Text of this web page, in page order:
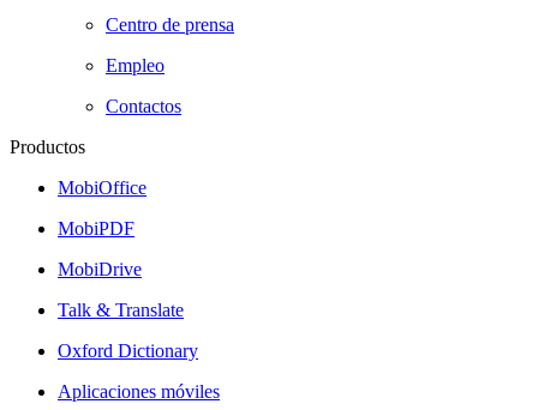
Centro de prensa
Empleo
Contactos
Productos
MobiOffice
MobiPDF
MobiDrive
Talk & Translate
Oxford Dictionary
Aplicaciones móviles